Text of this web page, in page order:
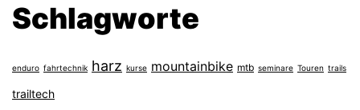
Schlagworte
enduro fahrtechnik harz kurse mountainbike mtb seminare Touren trails
trailtech